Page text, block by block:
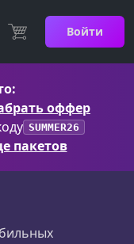
Войти
оффер
SUMMER26
пакетов